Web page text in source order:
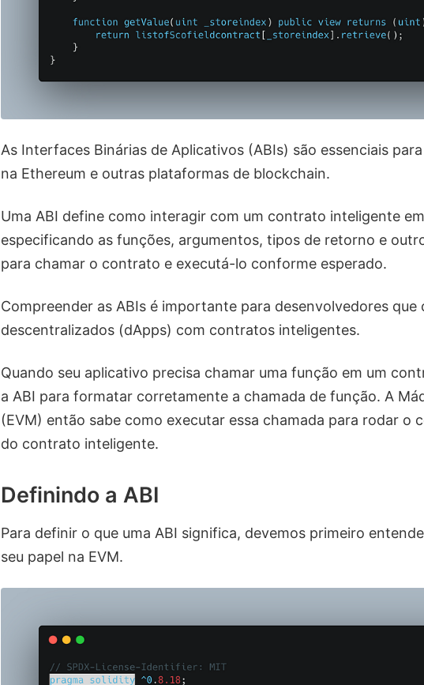
As Interfaces Binárias de Aplicativos (ABIs) são essenciais
na Ethereum e outras plataformas de blockchain.
Uma ABI define como interagir com um contrato inteligente
especificando as funções, argumentos, tipos de retorno e
para chamar o contrato e executá-lo conforme esperado.
Compreender as ABIs é importante para desenvolvedores
descentralizados (dApps) com contratos inteligentes.
Quando seu aplicativo precisa chamar uma função em um
a ABI para formatar corretamente a chamada de função. A
(EVM) então sabe como executar essa chamada para rodar o
do contrato inteligente.
Definindo a ABI
Para definir o que uma ABI significa, devemos primeiro
seu papel na EVM.